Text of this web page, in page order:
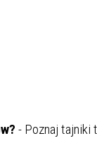
? - Poznaj tajniki